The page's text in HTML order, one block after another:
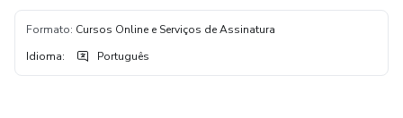
Formato: Cursos Online e Serviços de Assinatura
Idioma: Português